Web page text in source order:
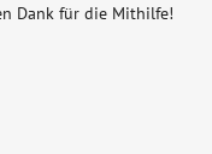
Dank für die Mithilfe!